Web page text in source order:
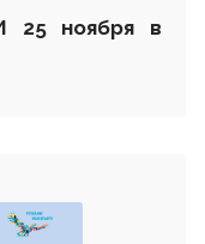
25 ноября в